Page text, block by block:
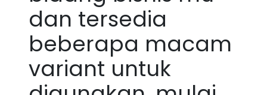
dan tersedia
beberapa macam
variant untuk